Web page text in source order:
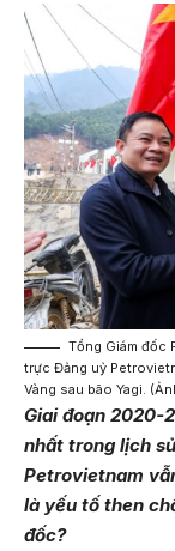
Tổng Giám đốc
trực Đảng uỷ
Vàng sau bão Yagi.
Giai đoạn 2020-
nhất trong lịch
Petrovietnam
là yếu tố then
đốc?